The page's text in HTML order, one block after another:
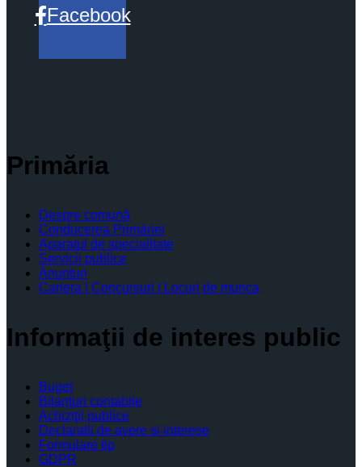
Facebook
Primăria
Despre comună
Conducerea Primăriei
Aparatul de specialitate
Servicii publice
Anunturi
Cariera | Concursuri | Locuri de munca
Informaţii de interes public
Buget
Bilanţuri contabile
Achiziţii publice
Declaratii de avere si interese
Formulare tip
GDPR